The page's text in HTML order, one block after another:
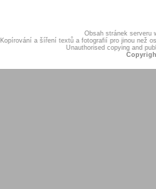
Obsah stránek serveru
Kopírování a šíření textů a fotografií pro jinou než
Unauthorised copying and